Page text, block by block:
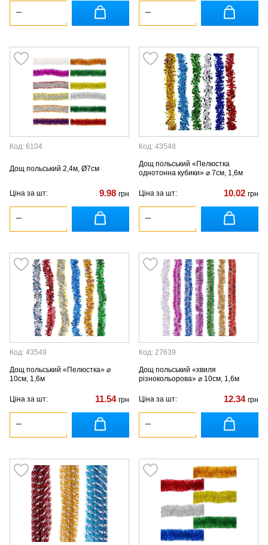
Код: 6104
Дощ польський 2,4м, Ø7см
Ціна за шт: 9.98 грн
Код: 43548
Дощ польський «Пелюстка
однотонна кубики» ⌀ 7см, 1,6м
Ціна за шт: 10.02 грн
Код: 43549
Дощ польський «Пелюстка» ⌀
10см, 1,6м
Ціна за шт: 11.54 грн
Код: 27639
Дощ польський «хвиля
різнокольорова» ⌀ 10см, 1,6м
Ціна за шт: 12.34 грн